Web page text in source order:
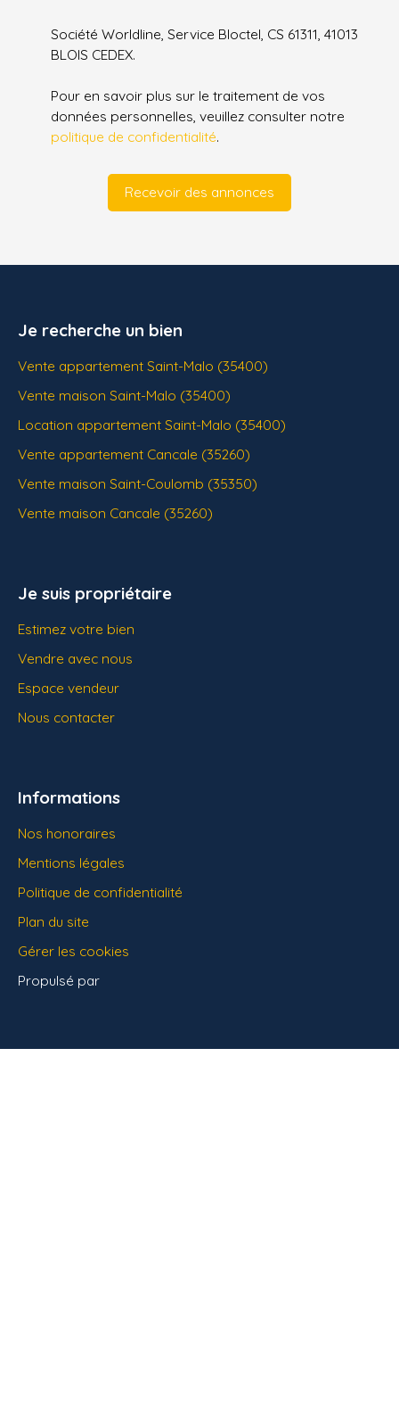
Société Worldline, Service Bloctel, CS 61311, 41013
BLOIS CEDEX.
Pour en savoir plus sur le traitement de vos
données personnelles, veuillez consulter notre
politique de confidentialité.
Recevoir des annonces
Je recherche un bien
Vente appartement Saint-Malo (35400)
Vente maison Saint-Malo (35400)
Location appartement Saint-Malo (35400)
Vente appartement Cancale (35260)
Vente maison Saint-Coulomb (35350)
Vente maison Cancale (35260)
Je suis propriétaire
Estimez votre bien
Vendre avec nous
Espace vendeur
Nous contacter
Informations
Nos honoraires
Mentions légales
Politique de confidentialité
Plan du site
Gérer les cookies
Propulsé par